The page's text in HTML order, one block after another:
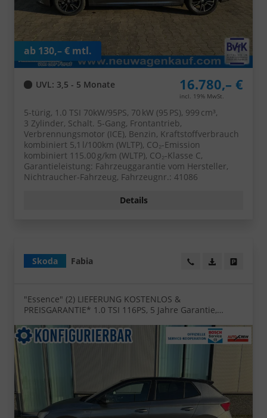
UVL : 3,5 - 5 Monate 16.780,– €
incl. 19% MwSt.
ab 130,– € mtl.
5-türig, 1.0 TSI 70kW/95PS, 70 kW (95 PS), 999 cm³,
3 Zylinder, Schalt. 5-Gang, Frontantrieb,
Verbrennungsmotor (ICE), Benzin, Kraftstoffverbrauch
kombiniert 5,1 l/100km (WLTP), CO₂-Emission
kombiniert 115.00 g/km (WLTP), CO₂-Klasse C,
Garantieleistung: Fahrzeuggarantie vom Hersteller,
Nichtraucher-Fahrzeug, Fahrzeugnr.: 41086
Details
Skoda Fabia Wir rufen Sie an!
PDF-Datei,
"Essence" (2) LIEFERUNG KOSTENLOS &
PREISGARANTIE* 1.0 TSI 116PS, 5 Jahre Garantie,
Virtual Cockpit, LED-Scheinwerfer, Nebelscheinwerfer,
Front Assist, Zentralverriegelung mit Fernbedienung,
Lane Assist